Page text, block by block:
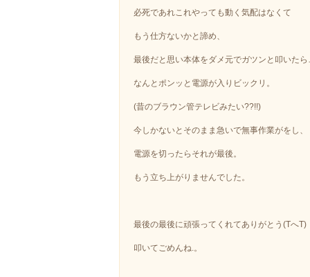
必死であれこれやっても動く気配はなくて
もう仕方ないかと諦め、
最後だと思い本体をダメ元でガツンと叩いた
なんとポンッと電源が入りビックリ。
(昔のブラウン管テレビみたい??!!)
今しかないとそのまま急いで無事作業がをし、
電源を切ったらそれが最後。
もう立ち上がりませんでした。
最後の最後に頑張ってくれてありがとう(TへT)
叩いてごめんね.。